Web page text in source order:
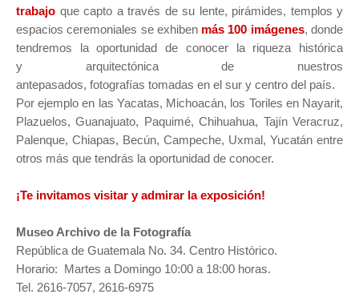
trabajo que capto a través de su lente, pirámides, templos y
espacios ceremoniales se exhiben más 100 imágenes, donde
tendremos la oportunidad de conocer la riqueza histórica
y arquitectónica de nuestros
antepasados, fotografías tomadas en el sur y centro del país.
Por ejemplo en las Yacatas, Michoacán, los Toriles en Nayarit,
Plazuelos, Guanajuato, Paquimé, Chihuahua, Tajín Veracruz,
Palenque, Chiapas, Becún, Campeche, Uxmal, Yucatán entre
otros más que tendrás la oportunidad de conocer.
¡Te invitamos visitar y admirar la exposición!
Museo Archivo de la Fotografía
República de Guatemala No. 34. Centro Histórico.
Horario: Martes a Domingo 10:00 a 18:00 horas.
Tel. 2616-7057, 2616-6975